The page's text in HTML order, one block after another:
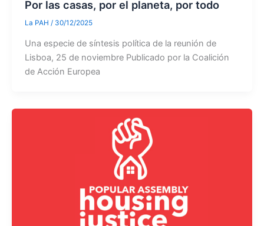
Por las casas, por el planeta, por todo
La PAH / 30/12/2025
Una especie de síntesis política de la reunión de
Lisboa, 25 de noviembre Publicado por la Coalición
de Acción Europea